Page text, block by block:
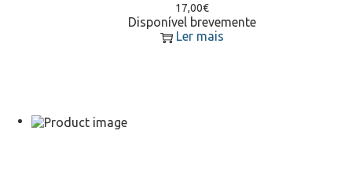
17,00€
Disponível brevemente
Ler mais